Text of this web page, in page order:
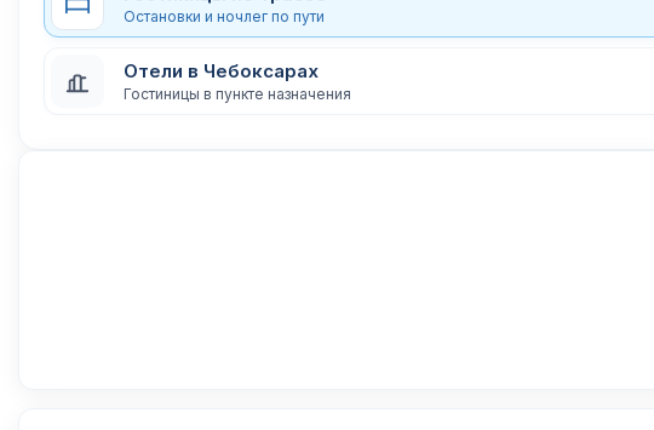
Остановки и ночлег по пути
Отели в Чебоксарах
Гостиницы в пункте назначения